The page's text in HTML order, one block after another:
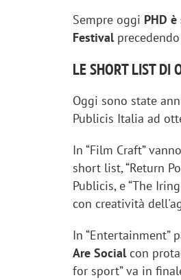
Sempre oggi PHD
Festivalprecedendo
LE SHORT LIST DI
Oggi sono state
Publicis Italia ad
In “Film Craft”
short list, “Return
Publicis, e “The
con creatività
In “Entertainment”
Are Socialcon
for sport” va in